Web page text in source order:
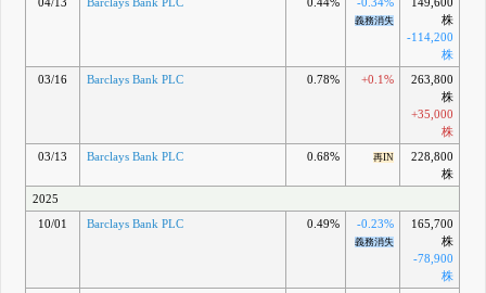
04/13
Barclays Bank PLC 0.44% -0.34%
義務消失
149,600
株
-114,200
株
03/16
Barclays Bank PLC 0.78% +0.1%
263,800
株
+35,000
株
03/13
Barclays Bank PLC 0.68% 再IN
228,800
株
2025
10/01
Barclays Bank PLC 0.49% -0.23%
義務消失
165,700
株
-78,900
株